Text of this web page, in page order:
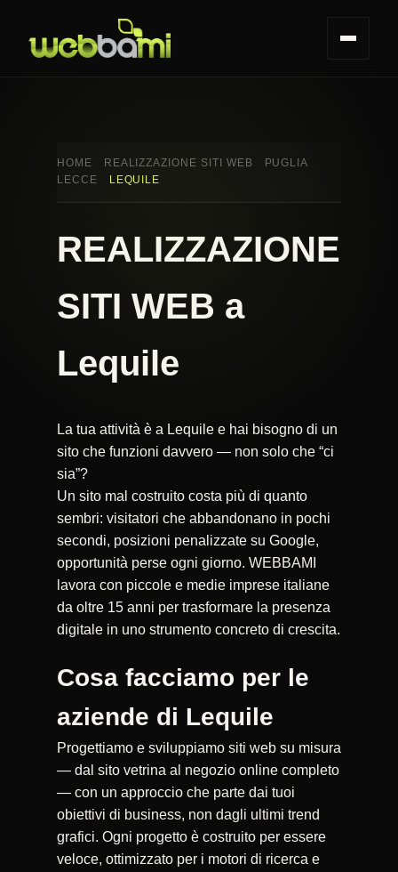
HOME REALIZZAZIONE SITI WEB
PUGLIA
LECCE
LEQUILE
REALIZZAZIONE
SITI WEB a
Lequile
La tua attività è a Lequile e hai bisogno di un
sito che funzioni davvero — non solo che “ci
sia”?
Un sito mal costruito costa più di quanto
sembri: visitatori che abbandonano in pochi
secondi, posizioni penalizzate su Google,
opportunità perse ogni giorno. WEBBAMI
lavora con piccole e medie imprese italiane
da oltre 15 anni per trasformare la presenza
digitale in uno strumento concreto di crescita.
Cosa facciamo per le
aziende di Lequile
Progettiamo e sviluppiamo siti web su misura
— dal sito vetrina al negozio online completo
— con un approccio che parte dai tuoi
obiettivi di business, non dagli ultimi trend
grafici. Ogni progetto è costruito per essere
veloce, ottimizzato per i motori di ricerca e